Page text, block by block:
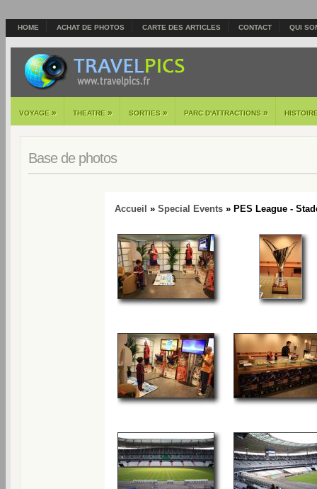
HOME ACHAT DE PHOTOS CARTE DES ARTICLES CONTACT QUI
VOYAGE » THEATRE » SORTIES » PARC D'ATTRACTIONS »
Base de photos
Accueil » Special Events» PES League -